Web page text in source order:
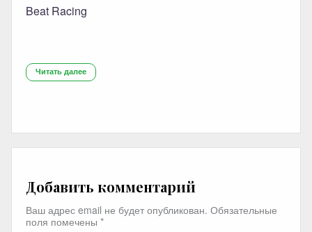
Beat Racing
Читать далее
Добавить комментарий
Ваш адрес email не будет опубликован. Обязательные
поля помечены *